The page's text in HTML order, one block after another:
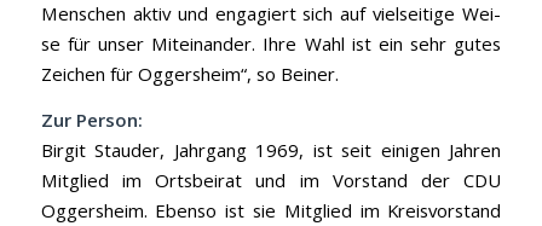
Menschen aktiv und engagiert sich auf vielseitige Wei-
se für unser Miteinander. Ihre Wahl ist ein sehr gutes
Zeichen für Oggersheim“, so Beiner.
Zur Person:
Birgit Stauder, Jahrgang 1969, ist seit einigen Jahren
Mitglied im Ortsbeirat und im Vorstand der CDU
Oggersheim. Ebenso ist sie Mitglied im Kreisvorstand